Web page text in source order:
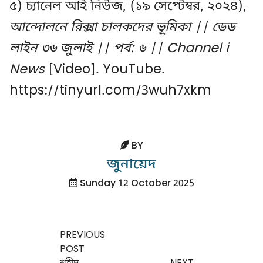
৫) চ্যানেল আই নিউজ, (১৯ সেপ্টেম্বর, ২০২৪),
আন্দোলনে রিক্সা চালকদের ভূমিকা || ডেড
লাইন ৩৬ জুলাই || পর্ব: ৬ || Channel i
News[Video]. YouTube.
https://tinyurl.com/3wuh7xkm
BY
জুনায়েদ
Sunday 12 October 2025
PREVIOUS
POST